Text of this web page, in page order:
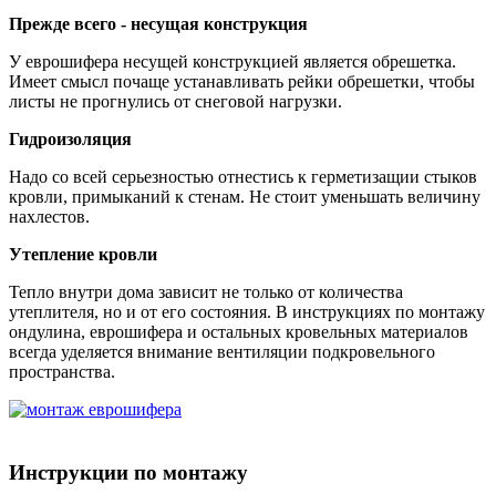
Прежде всего - несущая конструкция
У еврошифера несущей конструкцией является обрешетка.
Имеет смысл почаще устанавливать рейки обрешетки, чтобы
листы не прогнулись от снеговой нагрузки.
Гидроизоляция
Надо со всей серьезностью отнестись к герметизащии стыков
кровли, примыканий к стенам. Не стоит уменьшать величину
нахлестов.
Утепление кровли
Тепло внутри дома зависит не только от количества
утеплителя, но и от его состояния. В инструкциях по монтажу
ондулина, еврошифера и остальных кровельных материалов
всегда уделяется внимание вентиляции подкровельного
пространства.
Инструкции по монтажу